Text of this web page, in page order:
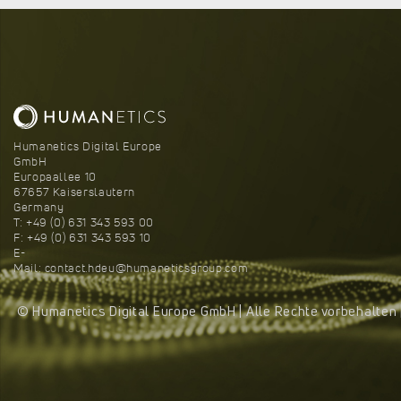
Humanetics Digital Europe
GmbH
Europaallee 10
67657 Kaiserslautern
Germany
T: +49 (0) 631 343 593 00
F: +49 (0) 631 343 593 10
E-
Mail:contact.hdeu@humaneticsgroup.com
© Humanetics Digital Europe GmbH | Alle Rechte